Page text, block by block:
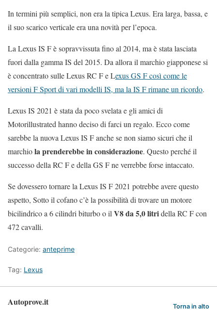
In termini più semplici, non era la tipica Lexus. Era larga, bassa, e
il suo scarico verticale era una novità per l’epoca.
La Lexus IS F è sopravvissuta fino al 2014, ma è stata lasciata
fuori dalla gamma IS del 2015. Da allora il marchio giapponese si
è concentrato sulle Lexus RC F e Lexus GS F così come le
versioni F Sport di vari modelli IS, ma la IS F rimane un ricordo.
Lexus IS 2021 è stata da poco svelata e gli amici di
Motorillustrated hanno deciso di farci un regalo. Ecco come
sarebbe la nuova Lexus IS F anche se non siamo sicuri che il
marchiola prenderebbe in considerazione. Questo perché il
successo della RC F e della GS F ne verrebbe forse intaccato.
Se dovessero tornare la Lexus IS F 2021 potrebbe avere questo
aspetto, Sotto il cofano c’è la possibilità di trovare un motore
bicilindrico a 6 cilindri biturbo o il V8 da 5,0 litridella RC F con
472 cavalli.
Categorie: anteprime
Tag: Lexus
Autoprove.it Torna in alto